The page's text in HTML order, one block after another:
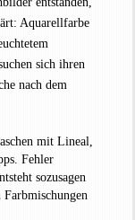
Aquarellfarbe
sich ihren
nach dem
mit Lineal,
Fehler
sozusagen